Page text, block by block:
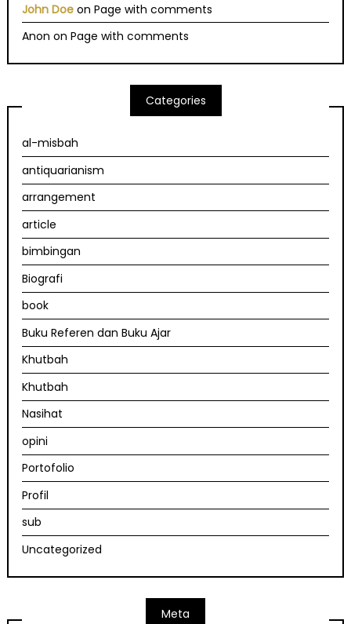
John Doe onPage with comments
Anon onPage with comments
Categories
al-misbah
antiquarianism
arrangement
article
bimbingan
Biografi
book
Buku Referen dan Buku Ajar
Khutbah
Khutbah
Nasihat
opini
Portofolio
Profil
sub
Uncategorized
Meta